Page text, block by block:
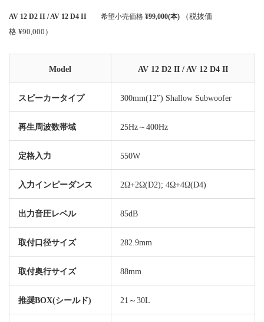
AV 12 D2 II / AV 12 D4 II 希望小売価格 ¥99,000(本)
（税抜価
格 ¥90,000）
Model AV 12 D2 II / AV 12 D4 II
スピーカータイプ 300mm(12″) Shallow Subwoofer
再生周波数帯域 25Hz～400Hz
定格入力 550W
入力インピーダンス 2Ω+2Ω(D2); 4Ω+4Ω(D4)
出力音圧レベル 85dB
取付口径サイズ 282.9mm
取付奥行サイズ 88mm
推奨BOX(シールド) 21～30L